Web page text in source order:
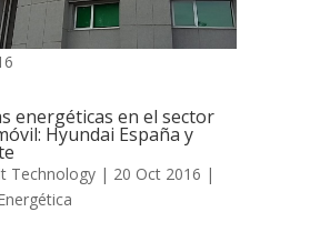
energéticas en el sector
Hyundai España y
Technology | 20 Oct 2016 |